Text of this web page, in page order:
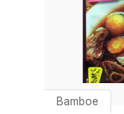
Bamboe